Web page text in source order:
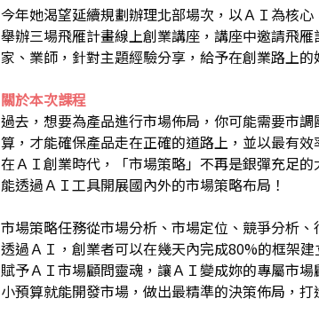
今年她渴望延續規劃辦理北部場次，以ＡＩ為核
舉辦三場飛雁計畫線上創業講座，講座中邀請飛
家、業師，針對主題經驗分享，給予在創業路上的
關於本次課程
過去，想要為產品進行市場佈局，你可能需要市
算，才能確保產品走在正確的道路上，並以最有
在ＡＩ創業時代，「市場策略」不再是銀彈充足
能透過ＡＩ工具開展國內外的市場策略布局！
市場策略任務從市場分析、市場定位、競爭分析
透過ＡＩ，創業者可以在幾天內完成80%的框架
賦予ＡＩ市場顧問靈魂，讓ＡＩ變成妳的專屬市
小預算就能開發市場，做出最精準的決策佈局，打